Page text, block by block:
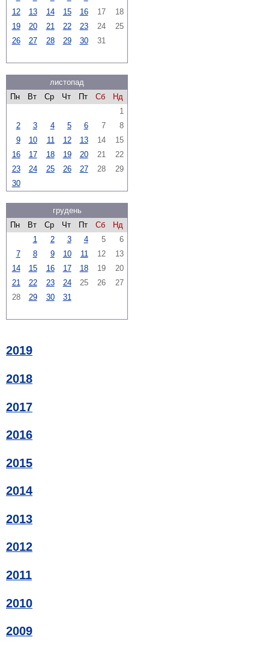
12
13 14 15 16 17
18
19
20 21 22 23 24
25
26
27 28 29 30 31
листопад
Пн
Вт Ср Чт Пт Сб
Нд
1
2
3 4 5 6 7
8
9
10 11 12 13 14
15
16
17 18 19 20 21
22
23
24 25 26 27 28
29
30
грудень
Пн
Вт Ср Чт Пт Сб
Нд
1
2 3 4 5
6
7
8 9 10 11 12
13
14
15 16 17 18 19
20
21
22 23 24 25 26
27
28
29 30 31
2019
2018
2017
2016
2015
2014
2013
2012
2011
2010
2009